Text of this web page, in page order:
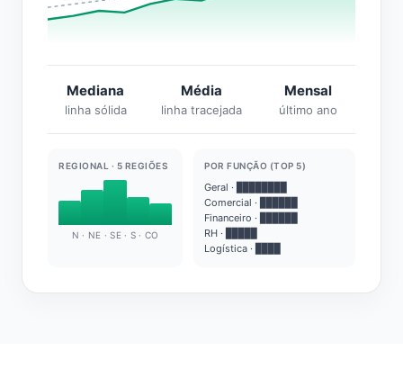
Mediana
linha sólida
Média
linha tracejada
Mensal
último ano
REGIONAL · 5 REGIÕES
N · NE · SE · S · CO
POR FUNÇÃO (TOP 5)
Geral · ████████
Comercial · ██████
Financeiro · ██████
RH · █████
Logística · ████